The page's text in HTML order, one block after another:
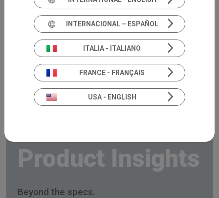
Product Insights
Beyond the specs.
INTERNACIONAL – ESPAÑOL
ITALIA - ITALIANO
FRANCE - FRANÇAIS
USA - ENGLISH